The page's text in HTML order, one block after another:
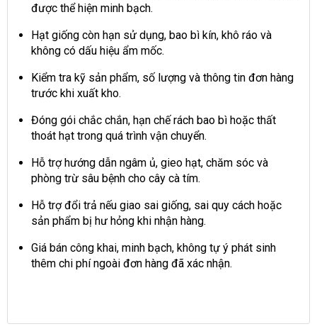
được thể hiện minh bạch.
Hạt giống còn hạn sử dụng, bao bì kín, khô ráo và
không có dấu hiệu ẩm mốc.
Kiểm tra kỹ sản phẩm, số lượng và thông tin đơn hàng
trước khi xuất kho.
Đóng gói chắc chắn, hạn chế rách bao bì hoặc thất
thoát hạt trong quá trình vận chuyển.
Hỗ trợ hướng dẫn ngâm ủ, gieo hạt, chăm sóc và
phòng trừ sâu bệnh cho cây cà tím.
Hỗ trợ đổi trả nếu giao sai giống, sai quy cách hoặc
sản phẩm bị hư hỏng khi nhận hàng.
Giá bán công khai, minh bạch, không tự ý phát sinh
thêm chi phí ngoài đơn hàng đã xác nhận.